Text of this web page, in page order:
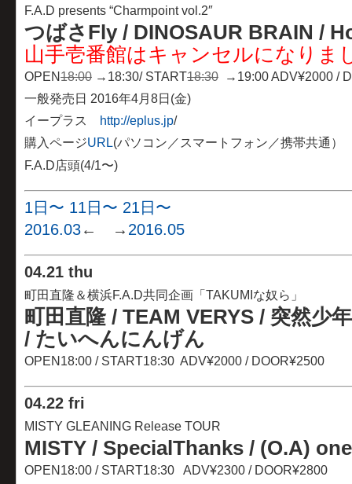
F.A.D presents “Charmpoint vol.2″
つばさFly / DINOSAUR BRAIN /
山手壱番館はキャンセルになりま
OPEN18:00 →18:30/ START18:30 →19:00 ADV¥2000 /
一般発売日 2016年4月8日(金)
イープラス http://eplus.jp/
購入ページURL(パソコン／スマートフォン／携帯共通）
F.A.D店頭(4/1〜)
1日〜 11日〜 21日〜
2016.03← → 2016.05
04.21 thu
町田直隆＆横浜F.A.D共同企画「TAKUMIな奴ら」
町田直隆 / TEAM VERYS / 突然少
/ たいへんにんげん
OPEN18:00 / START18:30 ADV¥2000 / DOOR¥2500
04.22 fri
MISTY GLEANING Release TOUR
MISTY / SpecialThanks / (O.A)
OPEN18:00 / START18:30 ADV¥2300 / DOOR¥2800